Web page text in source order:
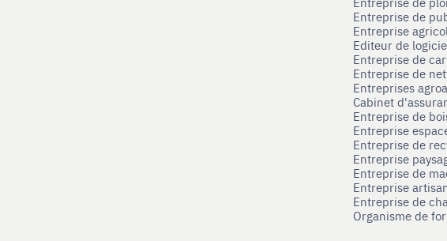
Entreprise de
Entreprise
Editeur de
Entreprise de
Entreprise de
Entreprises
Cabinet
Entreprise de
Entreprise
Entreprise de
Entreprise
Entreprise de
Entreprise
Entreprise de
Organisme de